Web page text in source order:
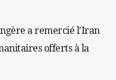
a remercié l'Iran
offerts à la